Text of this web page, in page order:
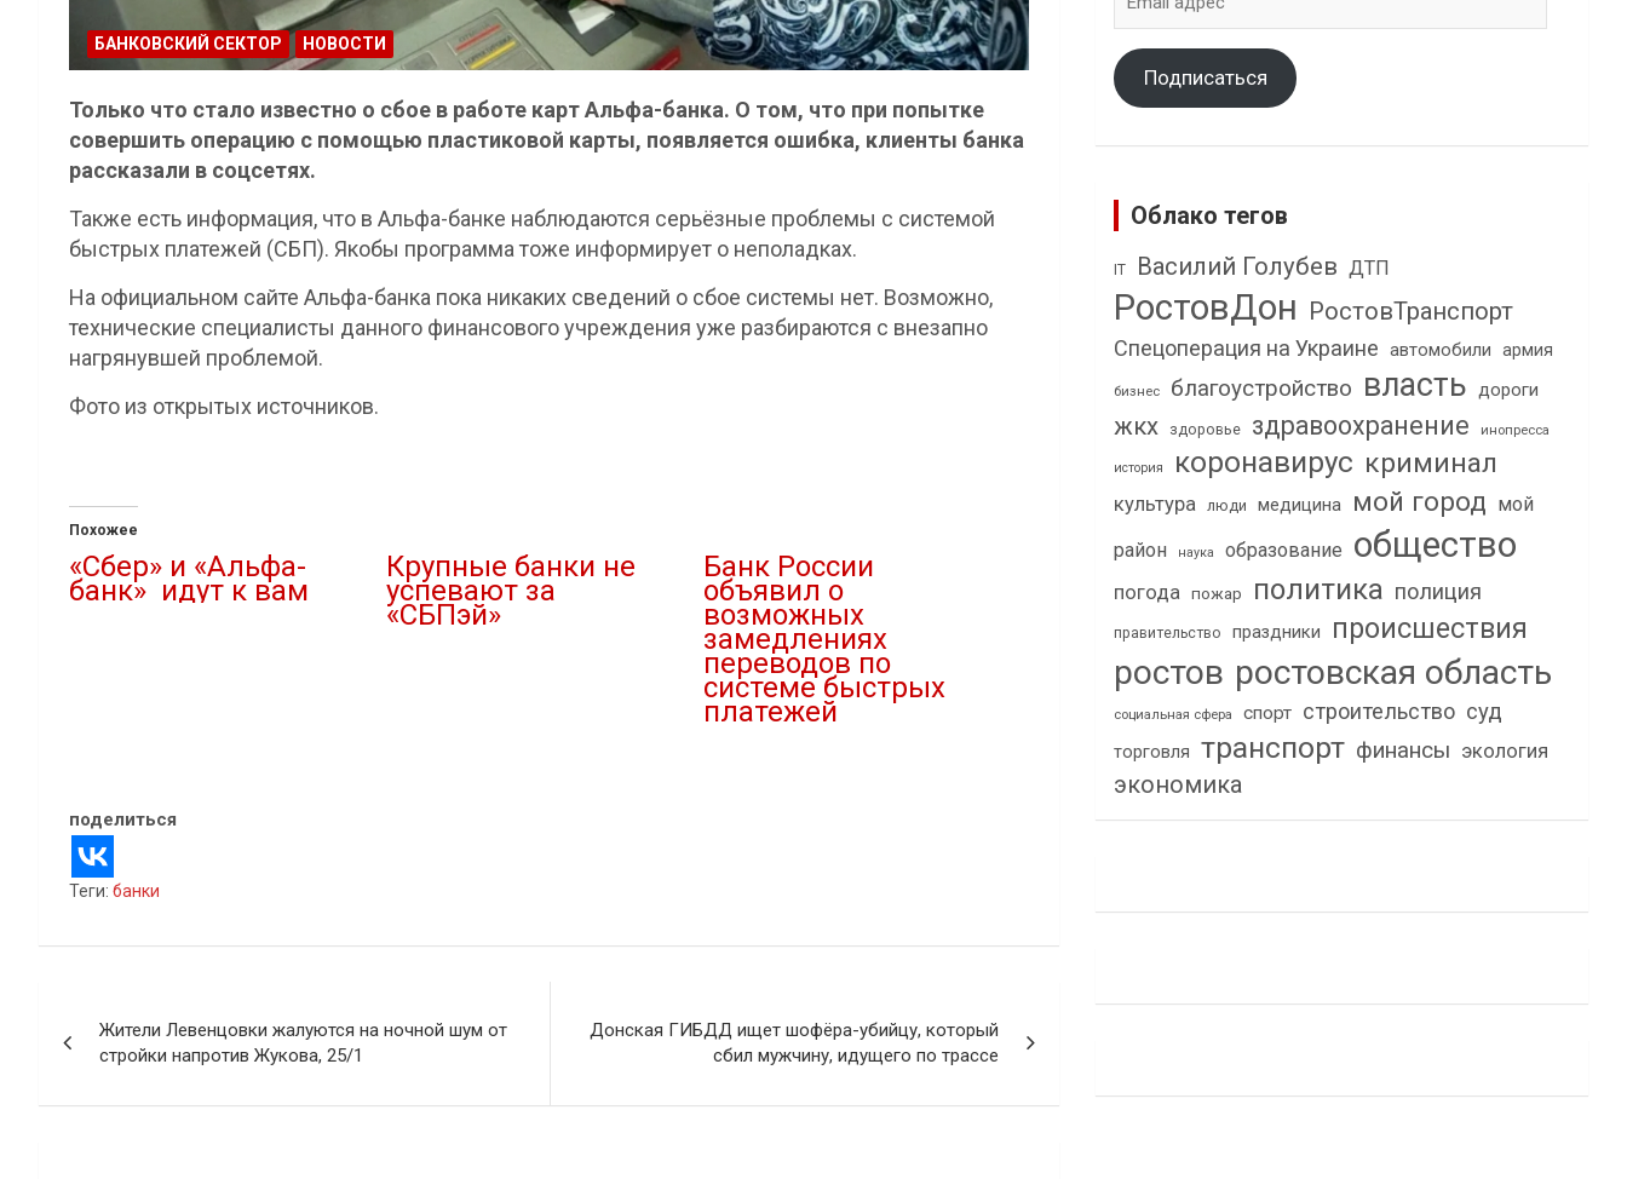
БАНКОВСКИЙ СЕКТОР НОВОСТИ
Только что стало известно о сбое в работе карт Альфа-банка. О том, что при попытке
совершить операцию с помощью пластиковой карты, появляется ошибка, клиенты банка
рассказали в соцсетях.
Также есть информация, что в Альфа-банке наблюдаются серьёзные проблемы с системой
быстрых платежей (СБП). Якобы программа тоже информирует о неполадках.
На официальном сайте Альфа-банка пока никаких сведений о сбое системы нет. Возможно,
технические специалисты данного финансового учреждения уже разбираются с внезапно
нагрянувшей проблемой.
Фото из открытых источников.
Похожее
«Сбер» и «Альфа-
банк» идут к вам
Крупные банки не
успевают за
«СБПэй»
Банк России
объявил о
возможных
замедлениях
переводов по
системе быстрых
платежей
поделиться
Теги: банки
по
записям
Жители Левенцовки жалуются на ночной шум от
стройки напротив Жукова, 25/1
Донская ГИБДД ищет шофёра-убийцу, который
сбил мужчину, идущего по трассе
адрес
Подписаться
Облако тегов
IT Василий Голубев ДТП
РостовДон РостовТранспорт
Спецоперация на Украине автомобили армия
бизнес благоустройство власть дороги
жкх здоровье здравоохранение инопресса
история коронавирус криминал
культура люди медицина мой город мой
район
наука образование общество
погода пожар политика полиция
правительство праздники происшествия
ростов ростовская область
социальная сфера спорт строительство суд
торговля транспорт финансы экология
экономика